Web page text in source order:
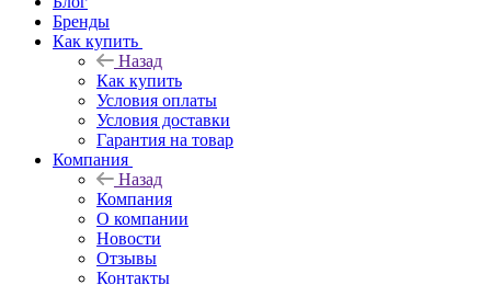
Бренды
Как купить
Назад
Как купить
Условия оплаты
Условия доставки
Гарантия на товар
Компания
Назад
Компания
О компании
Новости
Отзывы
Контакты